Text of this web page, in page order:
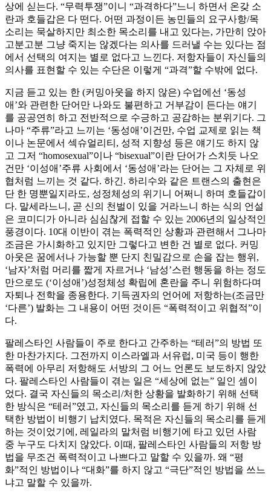
상에 싣는다. “무력투쟁”이니 “과격하다”느니 하면서 온갖 소
란과 호들갑은 다 떤다. 어떤 과정이든 농민들의 요구사항/목
소리는 묵살하지만 최소한 목소리를 내고 있다는, 가만히 앉아
고분고분 그냥 죽지는 않겠다는 의사를 드러낼 수는 있다는 점
에서 선택의 여지는 별로 없다고 느낀다. 저항자들이 자신들의
의사를 표현할 수 있는 수단은 이렇게 “과격”할 수밖에 없다.
지금 듣고 있는 한 (커밍아웃을 하지 않은) 수업에선 ‘동성
애’와 관련한 단어만 나와도 불편하고 거부감이 든다는 얘기
를 공공연히 하고 전반적으로 수긍하고 공감하는 분위기다. 그
나마 “주류”라고 느끼는 ‘동성애’이건만, 수업 교제로 읽는 책
이나 논문에서 섹슈얼리티, 성적 지향성 등은 얘기도 하지 않
고 그저 “homosexual”이나 “bisexual”이란 단어가 스치듯 나오
건만 ‘이성애’주류 사회에서 ‘동성애’라는 단어는 그 자체로 위
협처럼 느끼는 것 같다. 하긴. 하리수와 같은 트랜스의 출현은
단 한 명뿐일지라도, 성정체성의 위기니 어쩌니 하며 호들갑이
다. 말세라느니, 곧 신의 천벌이 있을 거라느니 하는 식의 언설
은 코미디가 아니라 심심찮게 접할 수 있는 2006년의 일상적인
풍경이다. 10대 이반이 겪는 폭력적인 상황과 관련해서 그나마
조금은 가시화하고 있지만 그렇다고 변한 건 별로 없다. 커밍
아웃은 꿈에서나 가능할 뿐 단지 친밀감으로 손을 잡는 행위,
‘남자’처럼 머리를 짧게 자르거나 ‘남성’스런 행동을 하는 정도
만으로도 (‘이성애’)성정체성 확립에 혼란을 주니 위험하다며
자퇴나 전학을 종용한다. 기득권자의 언어에 저항하는(조금만
‘다른’) 발화는 그 내용이 어떤 것이든 “폭력적이고 위협적”이
다.
팔레스타인 사람들이 주로 한다고 간주하는 “테러”의 방법 또
한 마찬가지다. 그전까지 이스라엘과 서유럽, 미국 등이 행한
폭력에 아무리 저항해도 서방의 그 어느 언론도 보도하지 않았
다. 팔레스타인 사람들이 겪는 일은 “세상에 없는” 일인 셈이
었다. 결국 자신들의 목소리/처한 상황을 발화하기 위해 선택
한 방식은 “테러”였고, 자신들의 목소리를 듣게 하기 위해 선
택한 방법이 비행기 납치였다. 목적은 자신들의 목소리를 듣게
하는 것이었기에, 레일라의 말처럼 비행기에 타고 있던 사람
중 누구도 다치지 않았다. 이때, 팔레스타인 사람들의 저항 방
법을 무조건 폭력적이고 나쁘다고 말할 수 있을까. 왜 “평
화”적인 방법이나 “대화”를 하지 않고 “극단”적인 방법을 쓰느
냐고 말할 수 있을까.